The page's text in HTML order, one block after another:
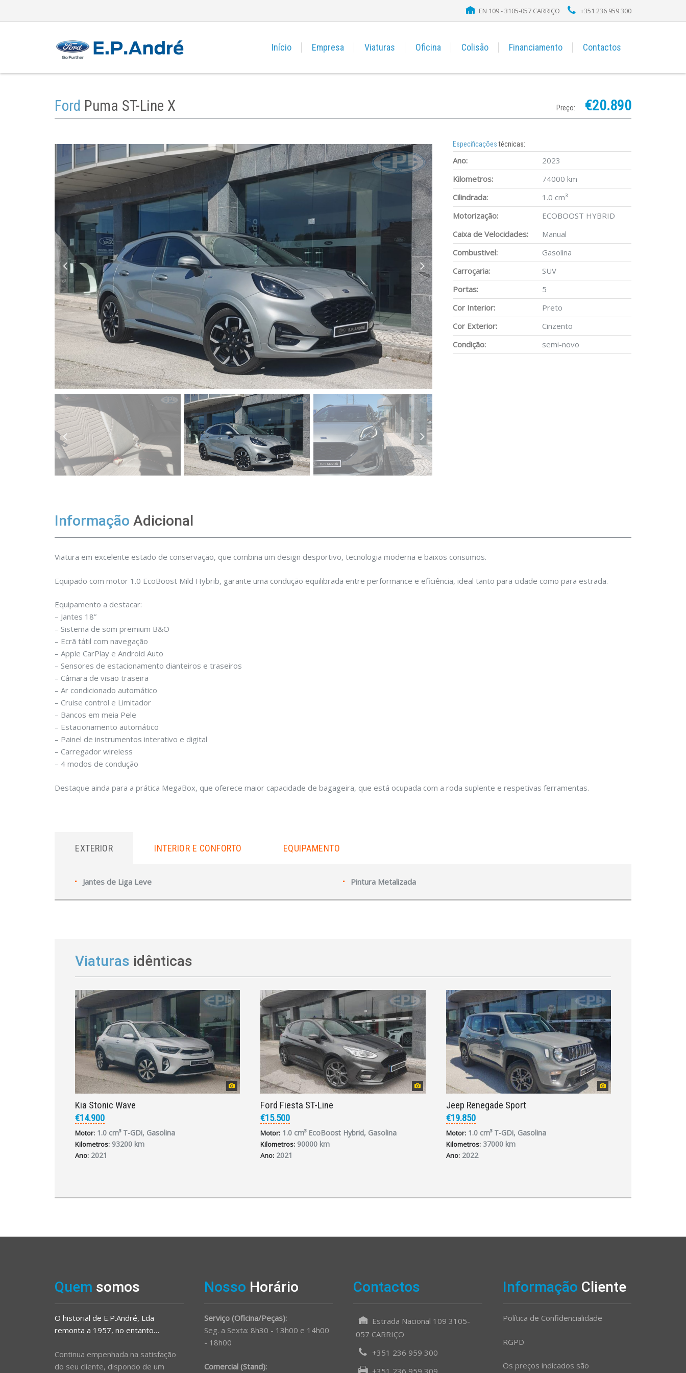
EN 109 - 3105-057 CARRIÇO +351 236 959 300
Início Empresa Viaturas Oficina Colisão Financiamento Contactos
Ford Puma ST-Line X Preço: €20.890
Especificaçõestécnicas:
Ano:
2023
Kilometros:
74000 km
Cilindrada:
1.0 cm³
Motorização:
ECOBOOST HYBRID
Caixa de Velocidades:
Manual
Combustivel:
Gasolina
Carroçaria:
SUV
Portas:
5
Cor Interior:
Preto
Cor Exterior:
Cinzento
Condição:
semi-novo
Informação Adicional
Viatura em excelente estado de conservação, que combina um design desportivo, tecnologia moderna e baixos consumos.
Equipado com motor 1.0 EcoBoost Mild Hybrib, garante uma condução equilibrada entre performance e eficiência, ideal tanto para cidade como para estrada.
Equipamento a destacar:
– Jantes 18”
– Sistema de som premium B&O
– Ecrã tátil com navegação
– Apple CarPlay e Android Auto
– Sensores de estacionamento dianteiros e traseiros
– Câmara de visão traseira
– Ar condicionado automático
– Cruise control e Limitador
– Bancos em meia Pele
– Estacionamento automático
– Painel de instrumentos interativo e digital
– Carregador wireless
– 4 modos de condução
Destaque ainda para a prática MegaBox, que oferece maior capacidade de bagageira, que está ocupada com a roda suplente e respetivas ferramentas.
EXTERIOR INTERIOR E CONFORTO EQUIPAMENTO
Jantes de Liga Leve Pintura Metalizada
Viaturas idênticas
Kia Stonic Wave
€14.900
Motor: 1.0 cm³ T-GDi, Gasolina
Kilometros: 93200 km
Ano: 2021
Ford Fiesta ST-Line
€15.500
Motor: 1.0 cm³ EcoBoost Hybrid, Gasolina
Kilometros: 90000 km
Ano: 2021
Jeep Renegade Sport
€19.850
Motor: 1.0 cm³ T-GDi, Gasolina
Kilometros: 37000 km
Ano: 2022
Quem somos
O historial de E.P.André, Lda
remonta a 1957, no entanto…
Continua empenhada na satisfação
do seu cliente, dispondo de um
Nosso Horário
Serviço (Oficina/Peças):
Seg. a Sexta: 8h30 - 13h00 e 14h00
- 18h00
Comercial (Stand):
Contactos
Estrada Nacional 109 3105-
057 CARRIÇO
+351 236 959 300
Informação Cliente
Política de Confidencialidade
RGPD
Os preços indicados são